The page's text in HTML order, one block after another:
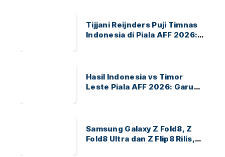
Tijjani Reijnders Puji Timnas
Indonesia di Piala AFF 2026:
Hasil Indonesia vs Timor
Leste Piala AFF 2026: Garuda
Samsung Galaxy Z Fold8, Z
Fold8 Ultra dan Z Flip8 Rilis,